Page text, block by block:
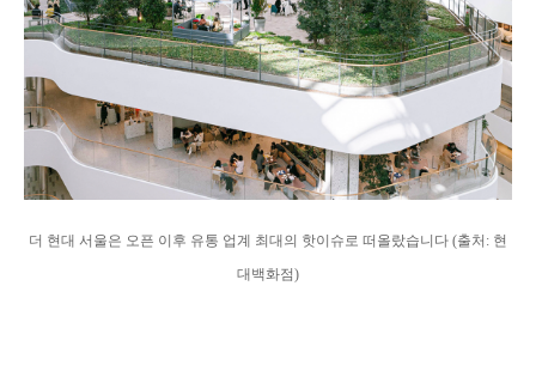
더 현대 서울은 오픈 이후 유통 업계 최대의 핫이슈로 떠올랐습니다 (출처: 현
대백화점)